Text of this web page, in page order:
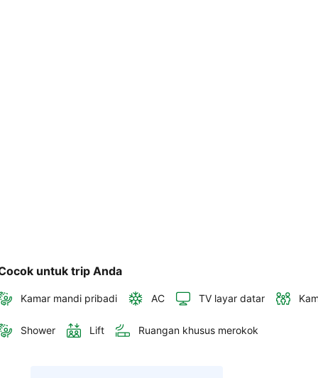
untuk trip Anda
Kamar mandi pribadi AC TV layar datar
Shower Lift Ruangan khusus merokok